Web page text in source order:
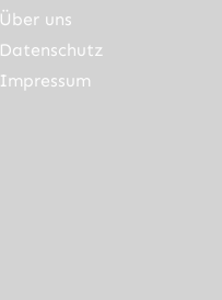
Über uns
Datenschutz
Impressum